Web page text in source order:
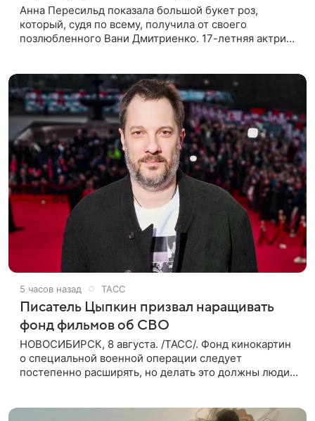
Анна Пересильд показала большой букет роз,
который, судя по всему, получилa от своего
позлюбленного Вани Дмитриенко. 17-летняя актриса
5 часов назад ТАСС
Писатель Цыпкин призвал наращивать
фонд фильмов об СВО
НОВОСИБИРСК, 8 августа. /ТАСС/. Фонд кинокартин
о специальной военной операции следует
постепенно расширять, но делать это должны люди,